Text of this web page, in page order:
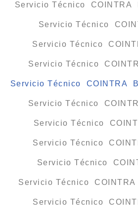
Servicio Técnico COINTRA
Servicio Técnico
Servicio Técnico
Servicio Técnico
Servicio Técnico COINTRA
Servicio Técnico
Servicio Técnico
Servicio Técnico
Servicio Técnico
Servicio Técnico
Servicio Técnico